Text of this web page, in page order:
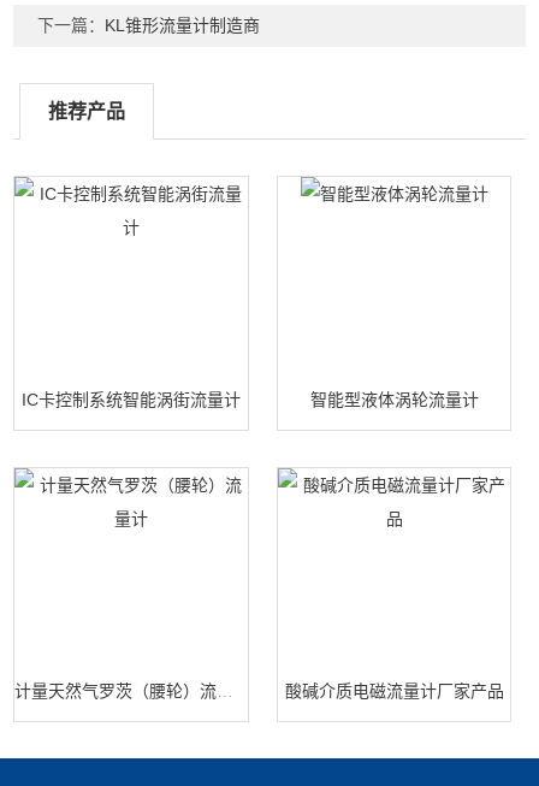
下一篇： KL锥形流量计制造商
推荐产品
IC卡控制系统智能涡街流量计 智能型液体涡轮流量计
酸碱介质电磁流量计厂家产品